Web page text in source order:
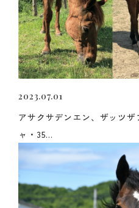
2023.07.01
アサクサデンエン、ザッツ
ャ・35...